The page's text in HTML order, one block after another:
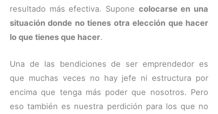
resultado más efectiva. Supone colocarse en una
situación donde no tienes otra elección que hacer
lo que tienes que hacer.
Una de las bendiciones de ser emprendedor es
que muchas veces no hay jefe ni estructura por
encima que tenga más poder que nosotros. Pero
eso también es nuestra perdición para los que no